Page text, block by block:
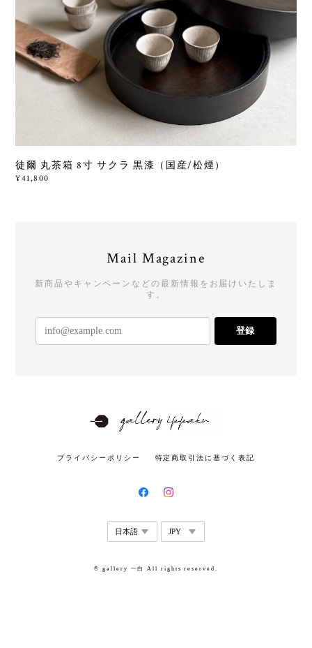
徒爾 丸茶箱 8寸 サクラ 黒漆（国産/松煙）
¥41,800
Mail Magazine
新商品やキャンペーンなどの最新情報をお届けいたしま
す。
登録
プライバシーポリシー 特定商取引法に基づく表記
© gallery 一白 All rights reserved.